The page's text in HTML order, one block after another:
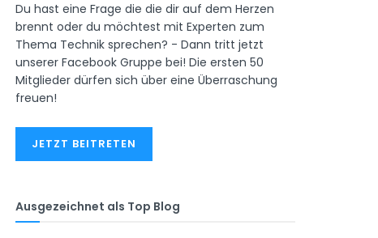
Du hast eine Frage die die dir auf dem Herzen
brennt oder du möchtest mit Experten zum
Thema Technik sprechen? - Dann tritt jetzt
unserer Facebook Gruppe bei! Die ersten 50
Mitglieder dürfen sich über eine Überraschung
freuen!
JETZT BEITRETEN
Ausgezeichnet als Top Blog